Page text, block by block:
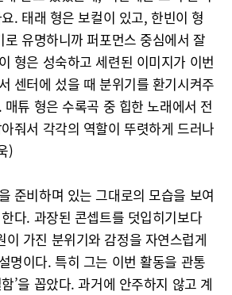
. 태래 형은 보컬이 있고, 한빈이 형
유명하니까 퍼포먼스 중심에서 잘
형은 성숙하고 세련된 이미지가 이번
센터에 섰을 때 분위기를 환기시켜주
튜 형은 수록곡 중 힙한 노래에서 전
줘서 각각의 역할이 뚜렷하게 드러나
)
준비하며 있는 그대로의 모습을 보여
다. 과장된 콘셉트를 덧입히기보다
이 가진 분위기와 감정을 자연스럽게
명이다. 특히 그는 이번 활동을 관통
’을 꼽았다. 과거에 안주하지 않고 계